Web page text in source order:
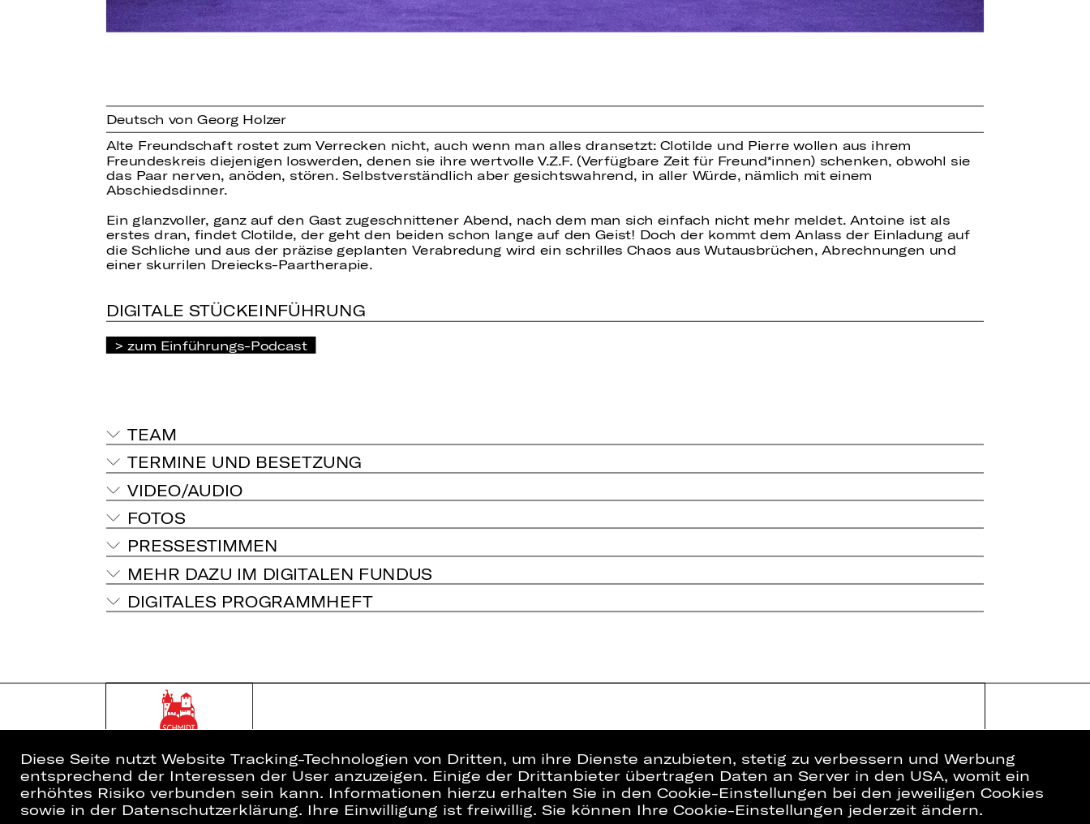
Deutsch von Georg Holzer
Alte Freundschaft rostet zum Verrecken nicht, auch wenn man alles dransetzt: Clotilde und Pierre wollen aus ihrem
Freundeskreis diejenigen loswerden, denen sie ihre wertvolle V.Z.F. (Verfügbare Zeit für Freund*innen) schenken, obwohl sie
das Paar nerven, anöden, stören. Selbstverständlich aber gesichtswahrend, in aller Würde, nämlich mit einem
Abschiedsdinner.
Ein glanzvoller, ganz auf den Gast zugeschnittener Abend, nach dem man sich einfach nicht mehr meldet. Antoine ist als
erstes dran, findet Clotilde, der geht den beiden schon lange auf den Geist! Doch der kommt dem Anlass der Einladung auf
die Schliche und aus der präzise geplanten Verabredung wird ein schrilles Chaos aus Wutausbrüchen, Abrechnungen und
einer skurrilen Dreiecks-Paartherapie.
DIGITALE STÜCKEINFÜHRUNG
zum Einführungs-Podcast
TEAM
TERMINE UND BESETZUNG
VIDEO/AUDIO
FOTOS
PRESSESTIMMEN
MEHR DAZU IM DIGITALEN FUNDUS
DIGITALES PROGRAMMHEFT
Diese Seite nutzt Website Tracking-Technologien von Dritten, um ihre Dienste anzubieten, stetig zu verbessern und Werbung
entsprechend der Interessen der User anzuzeigen. Einige der Drittanbieter übertragen Daten an Server in den USA, womit ein
erhöhtes Risiko verbunden sein kann. Informationen hierzu erhalten Sie in den Cookie-Einstellungen bei den jeweiligen Cookies
sowie in der Datenschutzerklärung. Ihre Einwilligung ist freiwillig. Sie können Ihre Cookie-Einstellungen jederzeit ändern.